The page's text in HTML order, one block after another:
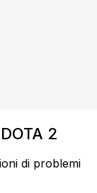
2
di problemi